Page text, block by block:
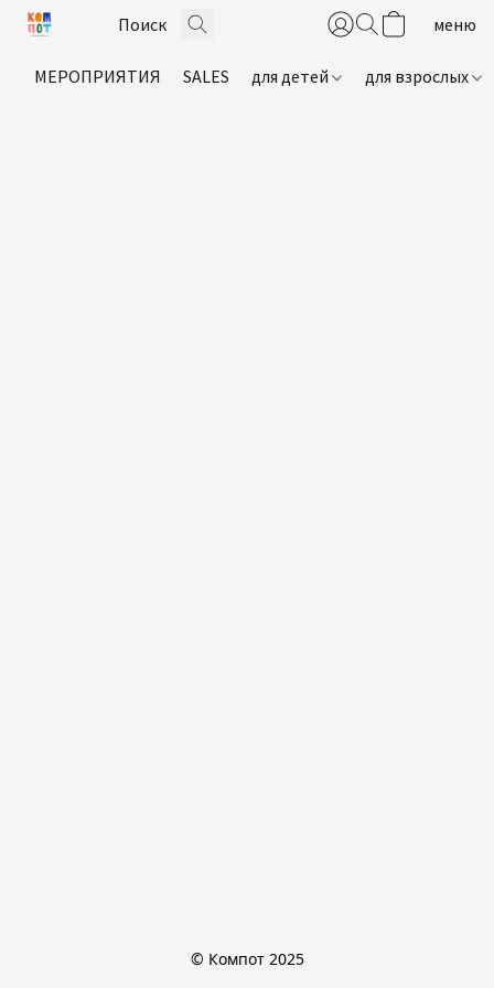
МЕРОПРИЯТИЯ SALES для детей для взрослых
© Компот 2025